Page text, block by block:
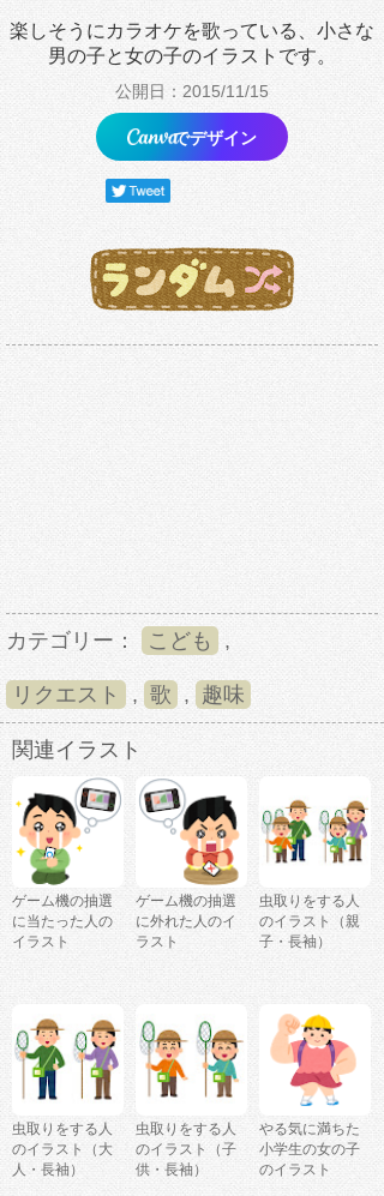
楽しそうにカラオケを歌っている、小さな
男の子と女の子のイラストです。
公開日：2015/11/15
でデザイン
カテゴリー： こども ,
リクエスト , 歌 , 趣味
関連イラスト
ゲーム機の抽選
に当たった人の
イラスト
ゲーム機の抽選
に外れた人のイ
ラスト
虫取りをする人
のイラスト（親
子・長袖）
虫取りをする人
のイラスト（大
人・長袖）
虫取りをする人
のイラスト（子
供・長袖）
やる気に満ちた
小学生の女の子
のイラスト